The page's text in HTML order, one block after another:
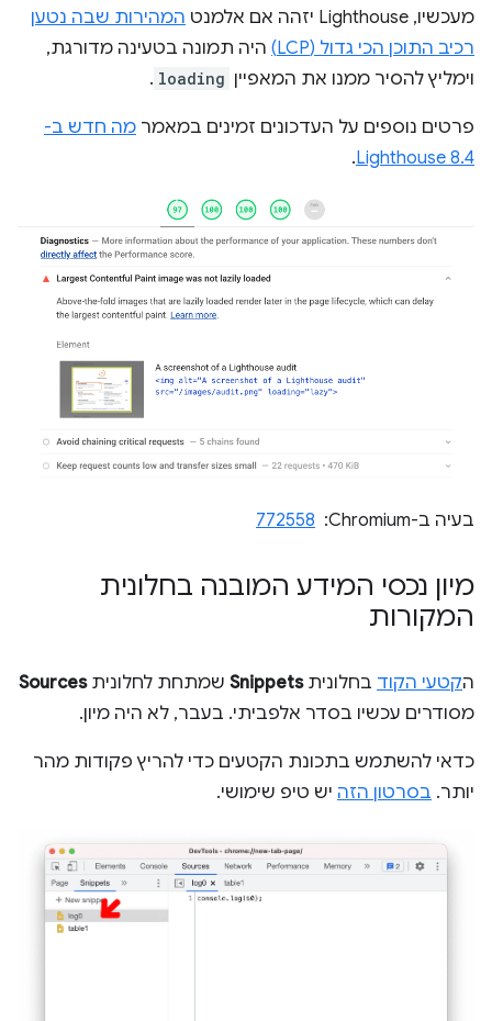
מעכשיו, Lighthouse יזהה אם אלמנט
המהירות שבה נטען
רכיב התוכן הכי גדול (LCP)
היה תמונה בטעינה מדורגת,
וימליץ להסיר ממנו את המאפיין loading
.
פרטים נוספים על העדכונים זמינים במאמר מה חדש ב-
Lighthouse 8.4
.
בעיה ב-Chromium: ‏ 772558
מיון נכסי המידע המובנה בחלונית
המקורות
הקטעי הקוד בחלוניתSnippets שמתחת לחלוניתSources
מסודרים עכשיו בסדר אלפביתי. בעבר, לא היה מיון.
כדאי להשתמש בתכונת הקטעים כדי להריץ פקודות מהר
יותר. בסרטון הזה יש טיפ שימושי.